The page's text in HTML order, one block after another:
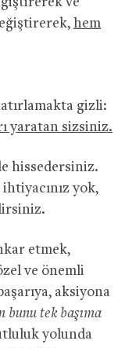
hem
gizli:
yaratan sizsiniz.
hissedersiniz.
yok,
etmek,
ve önemli
aksiyona
bunu tek başıma
yolunda